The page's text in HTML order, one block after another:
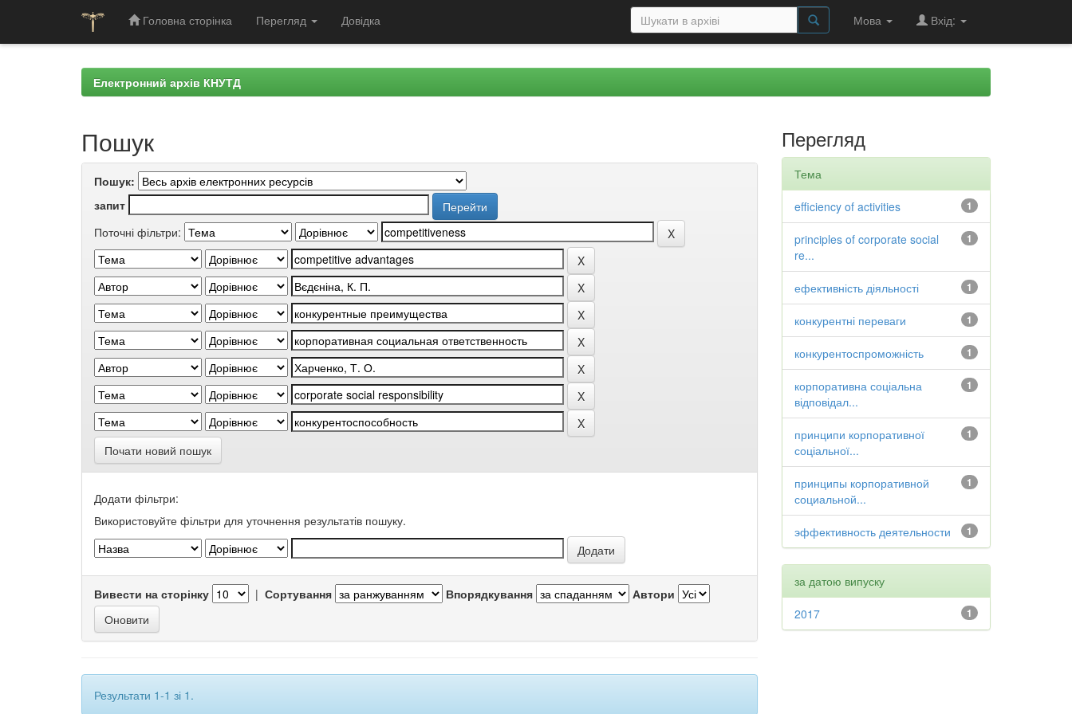
Головна сторінка Перегляд Довідка Мова Вхід:
Електронний архів КНУТД
Пошук
Пошук:
запит
Поточні фільтри:
Почати новий пошук
Додати фільтри:
Використовуйте фільтри для уточнення результатів пошуку.
Вивести на сторінку | Сортування Впорядкування Автори
Результати 1-1 зі 1.
Перегляд
Тема
1
efficiency of activities
1
principles of corporate social
re...
1
ефективність діяльності
1
конкурентні переваги
1
конкурентоспроможність
1
корпоративна соціальна
відповідал...
1
принципи корпоративної
соціальної...
1
принципы корпоративной
социальной...
1
эффективность деятельности
за датою випуску
1
2017